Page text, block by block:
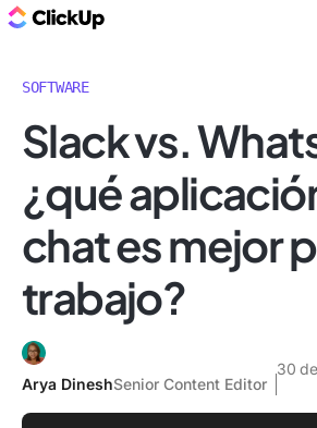
SOFTWARE
Slack vs.
¿qué
chat es mejor
trabajo?
Arya DineshSenior Content Editor
30